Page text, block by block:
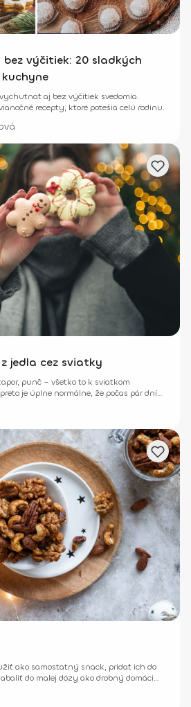
výčitiek: 20 sladkých
aj bez výčitiek svedomia.
recepty, ktoré potešia celú rodinu.
jedla cez sviatky
punč – všetko to k sviatkom
je úplne normálne, že počas pár dní
ako samostatný snack, pridať ich do
do malej dózy ako drobný domáci